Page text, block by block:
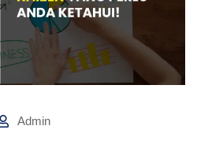
Admin